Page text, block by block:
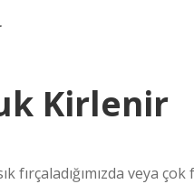
Kirlenir
fırçaladığımızda